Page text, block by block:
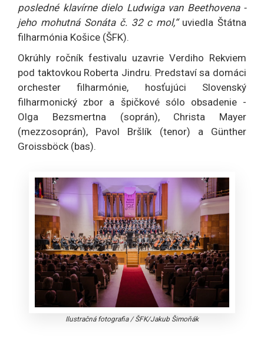
posledné klavírne dielo Ludwiga van Beethovena -
jeho mohutná Sonáta č. 32 c mol,“ uviedla Štátna
filharmónia Košice (ŠFK).
Okrúhly ročník festivalu uzavrie Verdiho Rekviem
pod taktovkou Roberta Jindru. Predstaví sa domáci
orchester filharmónie, hosťujúci Slovenský
filharmonický zbor a špičkové sólo obsadenie -
Olga Bezsmertna (soprán), Christa Mayer
(mezzosoprán), Pavol Bršlík (tenor) a Günther
Groissböck (bas).
Ilustračná fotografia/ŠFK/Jakub Šimoňák